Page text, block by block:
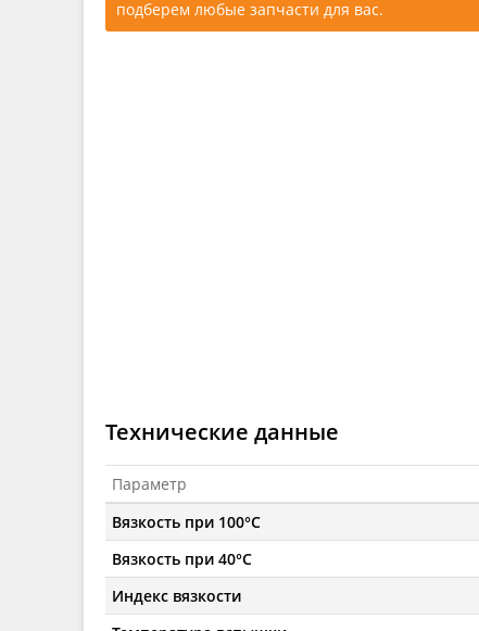
подберем любые запчасти для вас.
Технические данные
Параметр
Вязкость при 100°C
Вязкость при 40°C
Индекс вязкости